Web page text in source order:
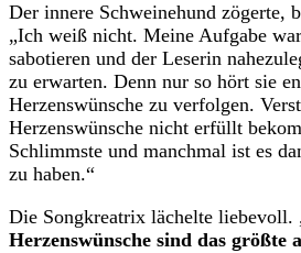
Der innere Schweinehund zögerte,
„Ich weiß nicht. Meine Aufgabe
sabotieren und der Leserin
zu erwarten. Denn nur so hört sie
Herzenswünsche zu verfolgen.
Herzenswünsche nicht erfüllt
Schlimmste und manchmal ist es
zu haben.“
Die Songkreatrix lächelte liebevoll.
Herzenswünsche sind das größte